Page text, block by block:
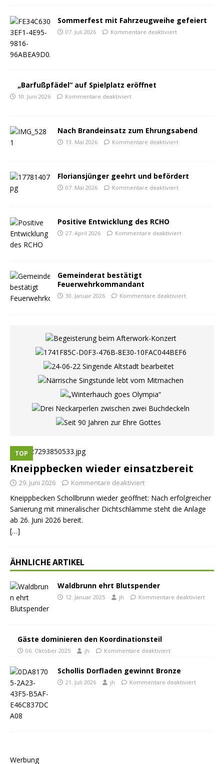
Sommerfest mit Fahrzeugweihe gefeiert
07. Juli 2026 Kommentare deaktiviert
„Barfußpfädel“ auf Spielplatz eröffnet
10. Juni 2026 Kommentare deaktiviert
Nach Brandeinsatz zum Ehrungsabend
13. Mai 2026 Kommentare deaktiviert
Floriansjünger geehrt und befördert
07. Mai 2026 Kommentare deaktiviert
Positive Entwicklung des RCHO
27. April 2026 Kommentare deaktiviert
Gemeinderat bestätigt
Feuerwehrkommandant
30. Januar 2026 Kommentare deaktiviert
TOP
Kneippbecken wieder einsatzbereit
29. Juni 2026 Kommentare deaktiviert
Kneippbecken Schollbrunn wieder geöffnet: Nach erfolgreicher
Sanierung mit mineralischer Dichtschlämme steht die Anlage
ab 26. Juni 2026 bereit.
[…]
ÄHNLICHE ARTIKEL
Waldbrunn ehrt Blutspender
12. Januar 2025 jh Kommentare deaktiviert
Gäste dominieren den Koordinationsteil
06. Oktober 2025 jh Kommentare deaktiviert
Schollis Dorfladen gewinnt Bronze
21. Juli 2026 jh Kommentare deaktiviert
Werbung